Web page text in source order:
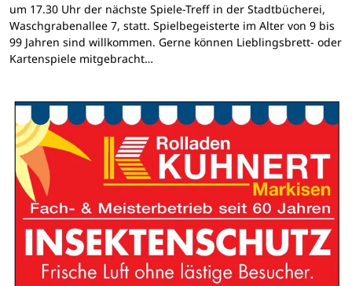
um 17.30 Uhr der nächste Spiele-Treff in der Stadtbücherei,
Waschgrabenallee 7, statt. Spielbegeisterte im Alter von 9 bis
99 Jahren sind willkommen. Gerne können Lieblingsbrett- oder
Kartenspiele mitgebracht…